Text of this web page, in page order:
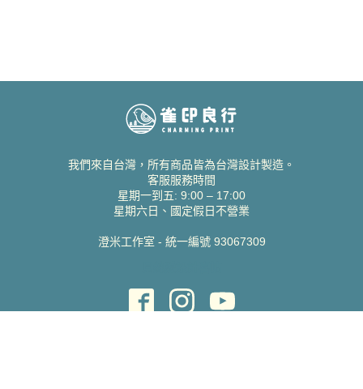
我們來自台灣，所有商品皆為台灣設計製造。
客服服務時間
星期一到五: 9:00 – 17:00
星期六日、國定假日不營業
澄米工作室 - 統一編號 93067309